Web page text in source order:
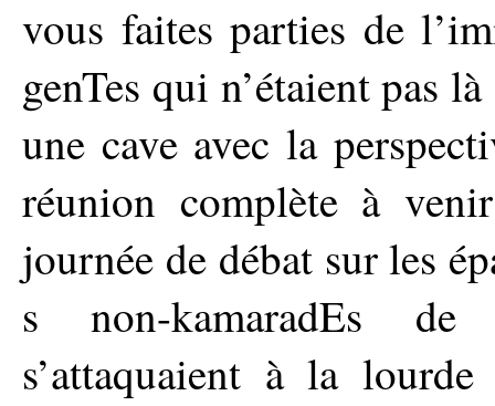
vous faites parties de
genTes qui n’étaient pas
une cave avec la
réunion complète à
journée de débat sur les
s non-kamaradEs de
s’attaquaient à la